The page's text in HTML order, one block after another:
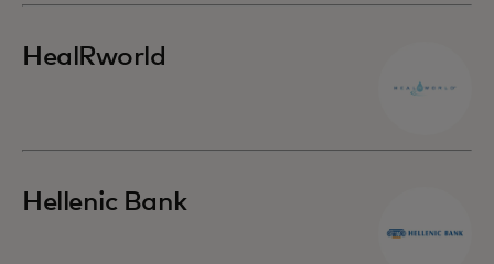
HealRworld
Hellenic Bank